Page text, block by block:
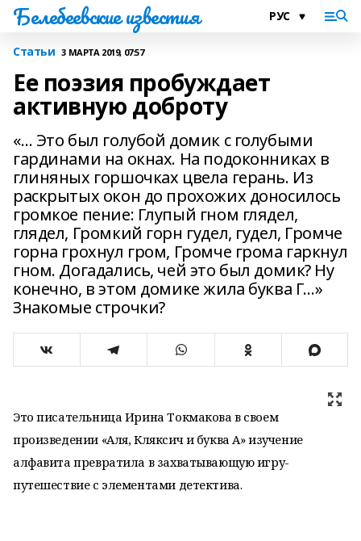
Белебеевские известия
Статьи 3 МАРТА 2019, 07:57
Ее поэзия пробуждает
активную доброту
«… Это был голубой домик с голубыми
гардинами на окнах. На подоконниках в
глиняных горшочках цвела герань. Из
раскрытых окон до прохожих доносилось
громкое пение: Глупый гном глядел,
глядел, Громкий горн гудел, гудел, Громче
горна грохнул гром, Громче грома гаркнул
гном. Догадались, чей это был домик? Ну
конечно, в этом домике жила буква Г…»
Знакомые строчки?
Это писательница Ирина Токмакова в своем
произведении «Аля, Кляксич и буква А» изучение
алфавита превратила в захватывающую игру-
путешествие с элементами детектива.